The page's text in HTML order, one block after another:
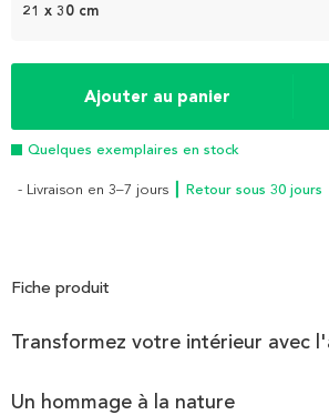
21 x 30 cm
Ajouter au panier
Quelques exemplaires en stock
- Livraison en 3–7 jours ┃ Retour sous 30 jours
Fiche produit
Transformez votre intérieur avec
Un hommage à la nature